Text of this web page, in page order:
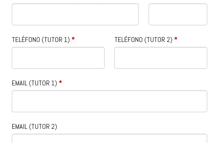
TELÉFONO (TUTOR 1) * TELÉFONO (TUTOR 2) *
EMAIL (TUTOR 1) *
EMAIL (TUTOR 2)